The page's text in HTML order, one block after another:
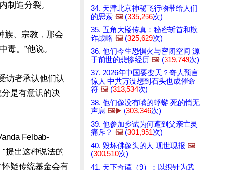
制造分裂。
族、宗教，那会
。”他说。
访者承认他们认
是有意识的决
Felbab-
提出这种说法的
疑传统基金会有
34. 天津北京神秘飞行物带给人们
的思索 🖼️ (335,266次)
35. 五角大楼传真：秘密斩首和欺
诈战略 🖼️ (325,629次)
36. 他们今生恐惧火与密闭空间 源
于前世的悲惨经历 🖼️ (319,749次)
37. 2026年中国要变天？奇人预言
惊人 中共万没想到石头也成催命
符 🖼️ (313,534次)
38. 他们像没有嘴的蜉蝣 死的悄无
声息 🖼️▶️ (303,346次)
39. 他参加乡试为何遭到父亲亡灵
痛斥？ 🖼️ (301,951次)
40. 毁坏佛像头的人 现世现报 🖼️
(300,510次)
41. 天下奇谭（9）：以织针为武